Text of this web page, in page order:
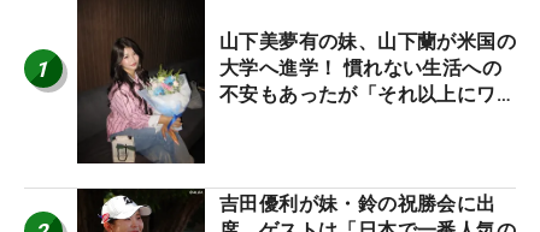
1
山下美夢有の妹、山下蘭が米国の
大学へ進学！ 慣れない生活への
不安もあったが「それ以上にワク
吉田優利が妹・鈴の祝勝会に出